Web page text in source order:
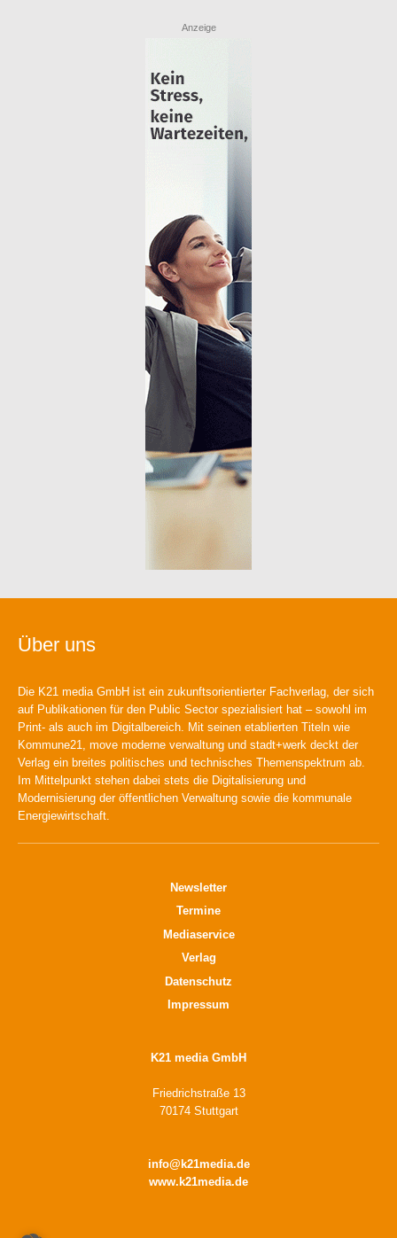
Anzeige
Über uns
Die K21 media GmbH ist ein zukunftsorientierter Fachverlag, der sich
auf Publikationen für den Public Sector spezialisiert hat – sowohl im
Print- als auch im Digitalbereich. Mit seinen etablierten Titeln wie
Kommune21, move moderne verwaltung und stadt+werk deckt der
Verlag ein breites politisches und technisches Themenspektrum ab.
Im Mittelpunkt stehen dabei stets die Digitalisierung und
Modernisierung der öffentlichen Verwaltung sowie die kommunale
Energiewirtschaft.
Newsletter
Termine
Mediaservice
Verlag
Datenschutz
Impressum
K21 media GmbH
Friedrichstraße 13
70174 Stuttgart
info@k21media.de
www.k21media.de